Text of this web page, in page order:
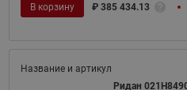
В корзину ₽ 385 434.13
Ридан